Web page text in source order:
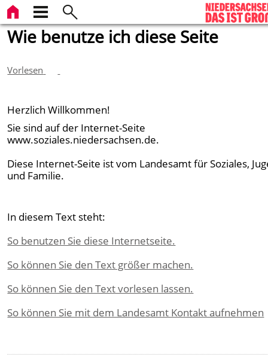
Wie benutze ich diese Seite
Vorlesen
Herzlich Willkommen!
Sie sind auf der Internet-Seite
www.soziales.niedersachsen.de.
Diese Internet-Seite ist vom Landesamt für Soziales,
und Familie.
In diesem Text steht:
So benutzen Sie diese Internetseite.
So können Sie den Text größer machen.
So können Sie den Text vorlesen lassen.
So können Sie mit dem Landesamt Kontakt aufnehmen